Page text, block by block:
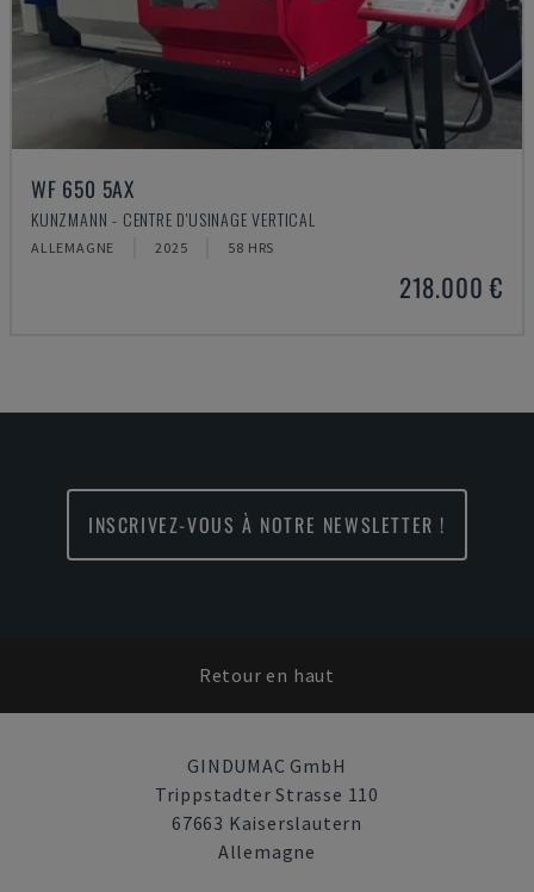
WF 650 5AX
KUNZMANN - CENTRE D'USINAGE VERTICAL
ALLEMAGNE 2025 58 HRS
218.000 €
INSCRIVEZ-VOUS À NOTRE NEWSLETTER !
Retour en haut
GINDUMAC GmbH
Trippstadter Strasse 110
67663 Kaiserslautern
Allemagne